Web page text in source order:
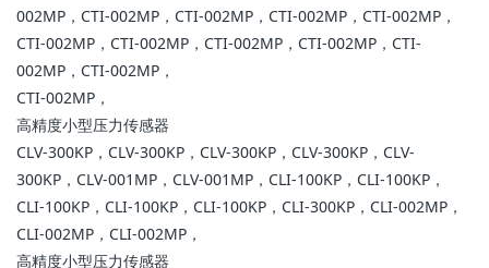
002MP，CTI-002MP，CTI-002MP，CTI-002MP，CTI-002MP，
CTI-002MP，CTI-002MP，CTI-002MP，CTI-002MP，CTI-
002MP，CTI-002MP，
CTI-002MP，
高精度小型压力传感器
CLV-300KP，CLV-300KP，CLV-300KP，CLV-300KP，CLV-
300KP，CLV-001MP，CLV-001MP，CLI-100KP，CLI-100KP，
CLI-100KP，CLI-100KP，CLI-100KP，CLI-300KP，CLI-002MP，
CLI-002MP，CLI-002MP，
高精度小型压力传感器